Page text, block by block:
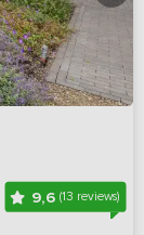
9,6(13 reviews)